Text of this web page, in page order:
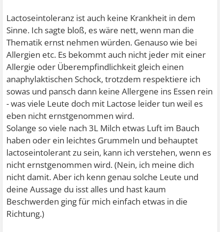
Lactoseintoleranz ist auch keine Krankheit in dem
Sinne. Ich sagte bloß, es wäre nett, wenn man die
Thematik ernst nehmen würden. Genauso wie bei
Allergien etc. Es bekommt auch nicht jeder mit einer
Allergie oder Überempfindlichkeit gleich einen
anaphylaktischen Schock, trotzdem respektiere ich
sowas und pansch dann keine Allergene ins Essen rein
- was viele Leute doch mit Lactose leider tun weil es
eben nicht ernstgenommen wird.
Solange so viele nach 3L Milch etwas Luft im Bauch
haben oder ein leichtes Grummeln und behauptet
lactoseintolerant zu sein, kann ich verstehen, wenn es
nicht ernstgenommen wird. (Nein, ich meine dich
nicht damit. Aber ich kenn genau solche Leute und
deine Aussage du isst alles und hast kaum
Beschwerden ging für mich einfach etwas in die
Richtung.)